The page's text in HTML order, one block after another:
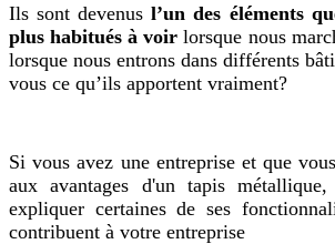
Ils sont devenusl’un des éléments
plus habitués à voir lorsque nous
lorsque nous entrons dans différents
vous ce qu’ils apportent vraiment?
Si vous avez une entreprise et que
aux avantages d'un tapis
expliquer certaines de ses
contribuent à votre entreprise